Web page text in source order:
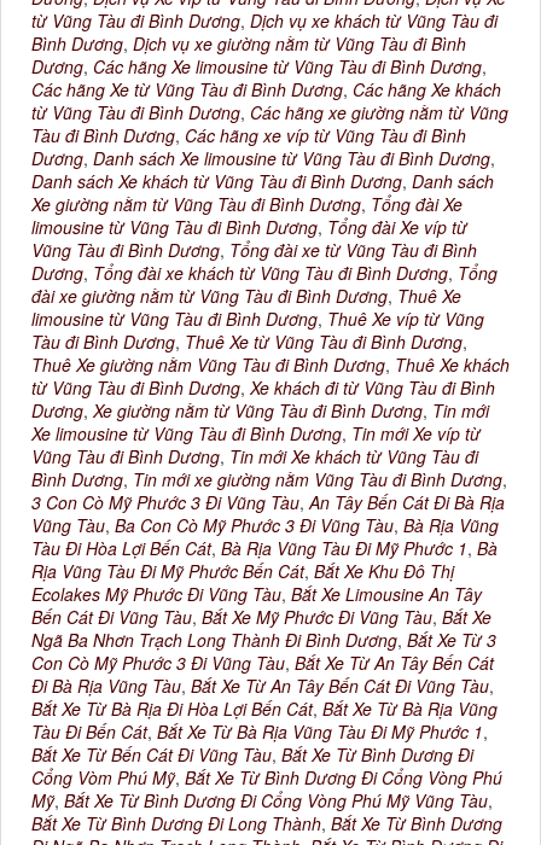
từ Vũng Tàu đi Bình Dương, Dịch vụ xe khách từ Vũng Tàu đi
Bình Dương, Dịch vụ xe giường nằm từ Vũng Tàu đi Bình
Dương, Các hãng Xe limousine từ Vũng Tàu đi Bình Dương,
Các hãng Xe từ Vũng Tàu đi Bình Dương, Các hãng Xe khách
từ Vũng Tàu đi Bình Dương, Các hãng xe giường nằm từ Vũng
Tàu đi Bình Dương, Các hãng xe víp từ Vũng Tàu đi Bình
Dương, Danh sách Xe limousine từ Vũng Tàu đi Bình Dương,
Danh sách Xe khách từ Vũng Tàu đi Bình Dương, Danh sách
Xe giường nằm từ Vũng Tàu đi Bình Dương, Tổng đài Xe
limousine từ Vũng Tàu đi Bình Dương, Tổng đài Xe víp từ
Vũng Tàu đi Bình Dương, Tổng đài xe từ Vũng Tàu đi Bình
Dương, Tổng đài xe khách từ Vũng Tàu đi Bình Dương, Tổng
đài xe giường nằm từ Vũng Tàu đi Bình Dương, Thuê Xe
limousine từ Vũng Tàu đi Bình Dương, Thuê Xe víp từ Vũng
Tàu đi Bình Dương, Thuê Xe từ Vũng Tàu đi Bình Dương,
Thuê Xe giường nằm Vũng Tàu đi Bình Dương, Thuê Xe khách
từ Vũng Tàu đi Bình Dương,Xe khách đi từ Vũng Tàu đi Bình
Dương,Xe giường nằm từ Vũng Tàu đi Bình Dương, Tin mới
Xe limousine từ Vũng Tàu đi Bình Dương, Tin mới Xe víp từ
Vũng Tàu đi Bình Dương, Tin mới Xe khách từ Vũng Tàu đi
Bình Dương, Tin mới xe giường nằm Vũng Tàu đi Bình Dương,
3 Con Cò Mỹ Phước 3 Đi Vũng Tàu,An Tây Bến Cát Đi Bà Rịa
Vũng Tàu, Ba Con Cò Mỹ Phước 3 Đi Vũng Tàu, Bà Rịa Vũng
Tàu Đi Hòa Lợi Bến Cát, Bà Rịa Vũng Tàu Đi Mỹ Phước 1, Bà
Rịa Vũng Tàu Đi Mỹ Phước Bến Cát, Bắt Xe Khu Đô Thị
Ecolakes Mỹ Phước Đi Vũng Tàu, Bắt Xe Limousine An Tây
Bến Cát Đi Vũng Tàu, Bắt Xe Mỹ Phước Đi Vũng Tàu, Bắt Xe
Ngã Ba Nhơn Trạch Long Thành Đi Bình Dương, Bắt Xe Từ 3
Con Cò Mỹ Phước 3 Đi Vũng Tàu, Bắt Xe Từ An Tây Bến Cát
Đi Bà Rịa Vũng Tàu, Bắt Xe Từ An Tây Bến Cát Đi Vũng Tàu,
Bắt Xe Từ Bà Rịa Đi Hòa Lợi Bến Cát, Bắt Xe Từ Bà Rịa Vũng
Tàu Đi Bến Cát, Bắt Xe Từ Bà Rịa Vũng Tàu Đi Mỹ Phước 1,
Bắt Xe Từ Bến Cát Đi Vũng Tàu, Bắt Xe Từ Bình Dương Đi
Cổng Vòm Phú Mỹ, Bắt Xe Từ Bình Dương Đi Cổng Vòng Phú
Mỹ, Bắt Xe Từ Bình Dương Đi Cổng Vòng Phú Mỹ Vũng Tàu,
Bắt Xe Từ Bình Dương Đi Long Thành, Bắt Xe Từ Bình Dương